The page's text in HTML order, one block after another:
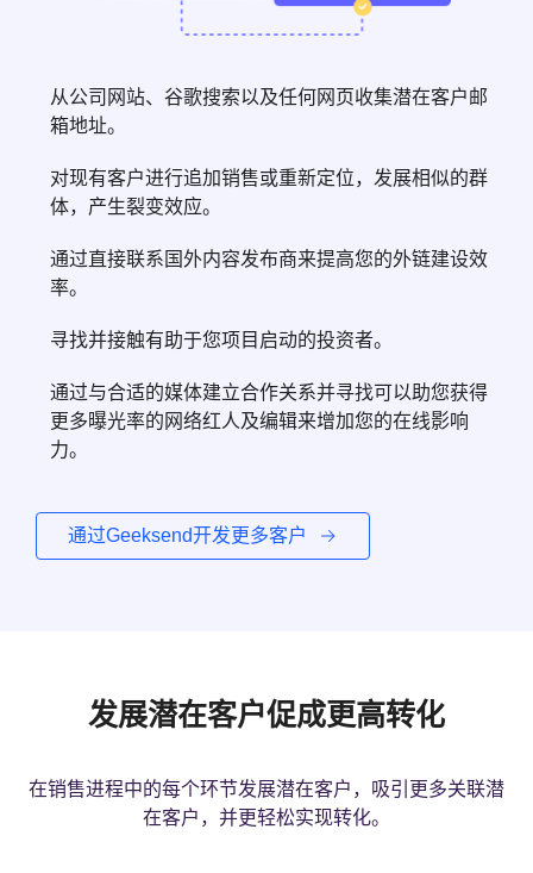
从公司网站、谷歌搜索以及任何网页收集潜在客户邮
箱地址。
对现有客户进行追加销售或重新定位，发展相似的群
体，产生裂变效应。
通过直接联系国外内容发布商来提高您的外链建设效
率。
寻找并接触有助于您项目启动的投资者。
通过与合适的媒体建立合作关系并寻找可以助您获得
更多曝光率的网络红人及编辑来增加您的在线影响
力。
通过Geeksend开发更多客户
发展潜在客户促成更高转化
在销售进程中的每个环节发展潜在客户，吸引更多关联潜
在客户，并更轻松实现转化。